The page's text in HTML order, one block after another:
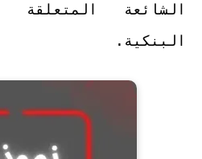
الشائعة المتعلقة
البنكية.